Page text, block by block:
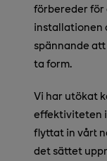
förbereder för
installationen
spännande
ta form.
Vi har utökat
effektiviteten
flyttat in vårt
det sättet